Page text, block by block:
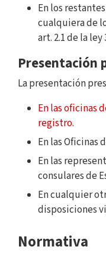
En los
cualquiera de
art. 2.1 de la ley
Presentación
La presentación
En las oficinas
registro.
En las Oficinas
En las
consulares de
En cualquier
disposiciones
Normativa